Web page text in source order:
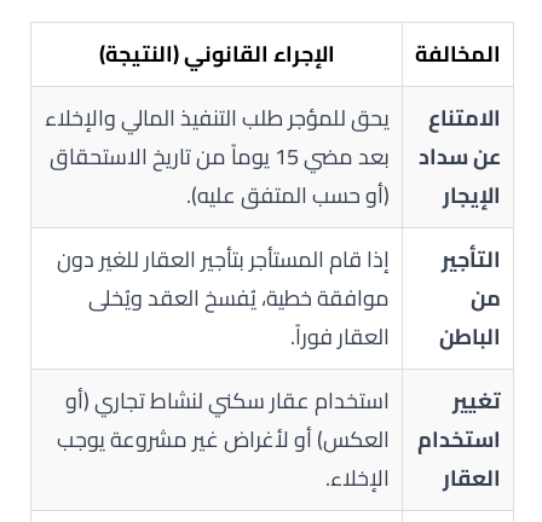
المخالفة
الإجراء القانوني (النتيجة)
الامتناع
عن سداد
الإيجار
يحق للمؤجر طلب التنفيذ المالي والإخلاء
بعد مضي 15 يوماً من تاريخ الاستحقاق
(أو حسب المتفق عليه).
التأجير
من
الباطن
إذا قام المستأجر بتأجير العقار للغير دون
موافقة خطية، يُفسخ العقد ويُخلى
العقار فوراً.
تغيير
استخدام
العقار
استخدام عقار سكني لنشاط تجاري (أو
العكس) أو لأغراض غير مشروعة يوجب
الإخلاء.